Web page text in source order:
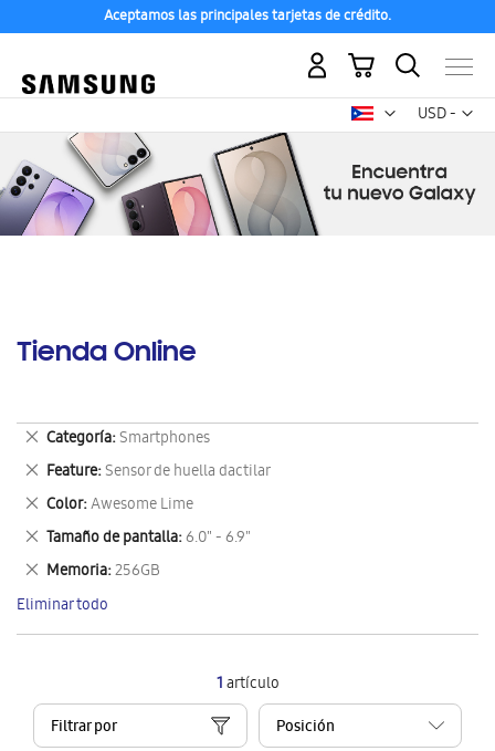
Aceptamos las principales tarjetas de crédito.
USD -
dólar
Mi carrito
Tienda Online
1artículo
Filtrar por
Categoría Smartphones
Eliminar
este
artículo
Feature Sensor de huella dactilar
Eliminar
este
artículo
Color Awesome Lime
Eliminar
este
artículo
Tamaño de pantalla 6.0" - 6.9"
Eliminar
este
artículo
Memoria 256GB
Eliminar
este
artículo
Eliminar todo